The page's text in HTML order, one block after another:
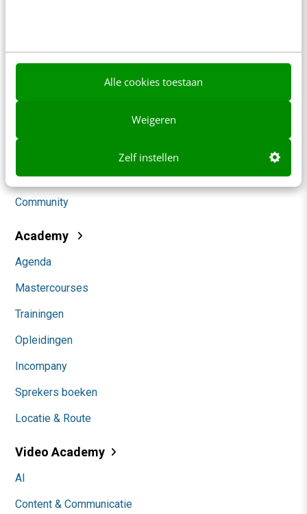
Alle cookies toestaan
Weigeren
Zelf instellen
Klantcontact & CX
Themanieuwsbrieven
Community
Academy
Agenda
Mastercourses
Trainingen
Opleidingen
Incompany
Sprekers boeken
Locatie & Route
Video Academy
AI
Content & Communicatie